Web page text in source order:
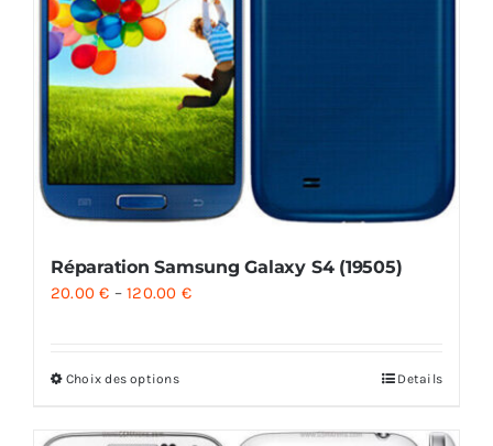
Réparation Samsung Galaxy S4 (19505)
20.00€ –120.00 €
Choix des options Details